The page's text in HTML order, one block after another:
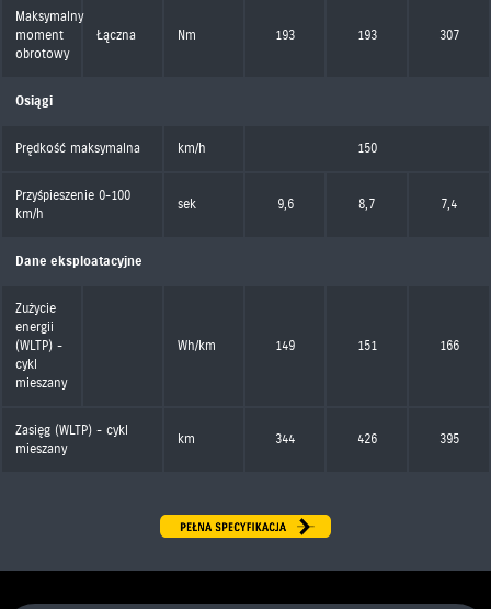
Maksymalny
moment
obrotowy
Łączna Nm 193 193 307
Osiągi
Prędkość maksymalna km/h 150
Przyśpieszenie 0-100
km/h
sek 9,6 8,7 7,4
Dane eksploatacyjne
Zużycie
energii
(WLTP) -
cykl
mieszany
Wh/km 149 151 166
Zasięg (WLTP) - cykl
mieszany
km 344 426 395